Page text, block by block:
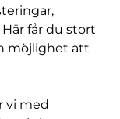
får du stort
möjlighet att
vi med